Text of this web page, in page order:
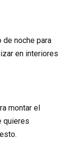
noche para
en interiores
montar el
quieres